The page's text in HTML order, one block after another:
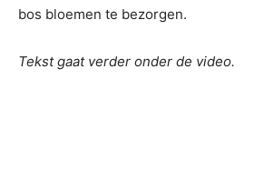
bos bloemen te bezorgen.
Tekst gaat verder onder de video.